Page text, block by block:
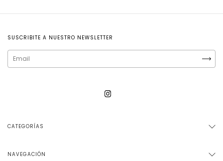
SUSCRIBITE A NUESTRO NEWSLETTER
CATEGORÍAS
NAVEGACIÓN